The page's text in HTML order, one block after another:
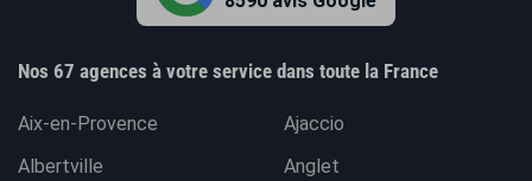
Nos 67 agences à votre service dans toute la France
Aix-en-Provence
Ajaccio
Albertville
Anglet